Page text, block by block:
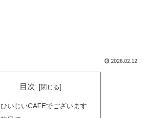
2026.02.12
目次
ひいじいCAFEでございます